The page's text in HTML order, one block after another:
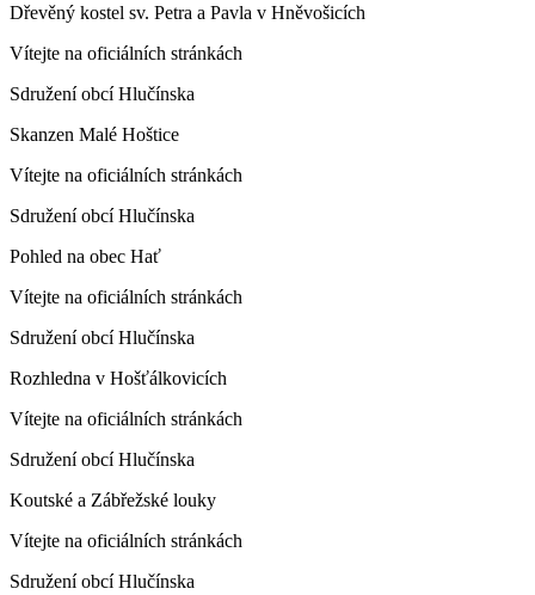
Dřevěný kostel sv. Petra a Pavla v Hněvošicích
Vítejte na oficiálních stránkách
Sdružení obcí Hlučínska
Skanzen Malé Hoštice
Vítejte na oficiálních stránkách
Sdružení obcí Hlučínska
Pohled na obec Hať
Vítejte na oficiálních stránkách
Sdružení obcí Hlučínska
Rozhledna v Hošťálkovicích
Vítejte na oficiálních stránkách
Sdružení obcí Hlučínska
Koutské a Zábřežské louky
Vítejte na oficiálních stránkách
Sdružení obcí Hlučínska